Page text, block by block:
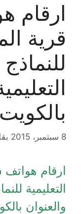
ارقام
قرية
بالكويت
8 سبتمبر، 2015
ارقام هواتف
التعليمية
والعنوان